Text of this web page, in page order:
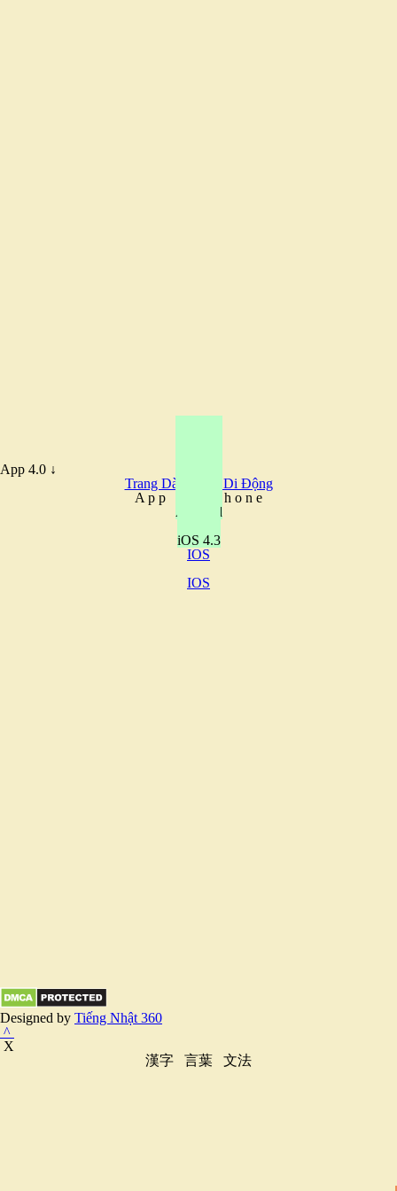
App 4.0 ↓
Trang Dành Cho Di Động
A p p h o n e
Android
iOS 4.3
IOS
IOS
Designed by Tiếng Nhật 360
^
X
漢字
言葉 文法